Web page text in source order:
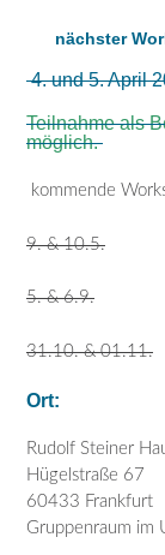
nächster
4. und 5. April
Teilnahme als
möglich.
kommende
9. & 10.5.
5. & 6.9.
31.10. & 01.11.
Ort:
Rudolf Steiner
Hügel­straße 67
60433 Frankfurt
Gruppenraum im